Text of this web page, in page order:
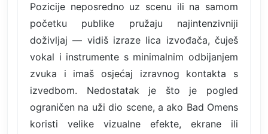
Pozicije neposredno uz scenu ili na samom
početku publike pružaju najintenzivniji
doživljaj — vidiš izraze lica izvođača, čuješ
vokal i instrumente s minimalnim odbijanjem
zvuka i imaš osjećaj izravnog kontakta s
izvedbom. Nedostatak je što je pogled
ograničen na uži dio scene, a ako Bad Omens
koristi velike vizualne efekte, ekrane ili